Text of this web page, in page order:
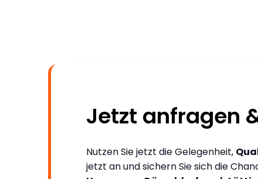
Jetzt anfragen
Nutzen Sie jetzt die Gelegenheit,
jetzt an und sichern Sie sich die